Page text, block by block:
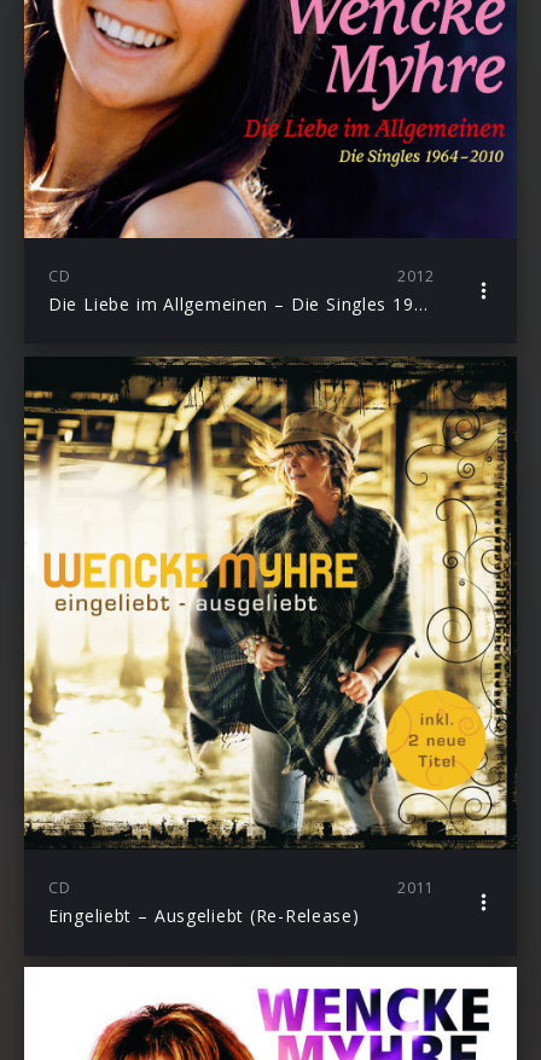
CD 2012
Die Liebe im Allgemeinen – Die Singles 1964–2010
CD 2011
Eingeliebt – Ausgeliebt (Re-Release)